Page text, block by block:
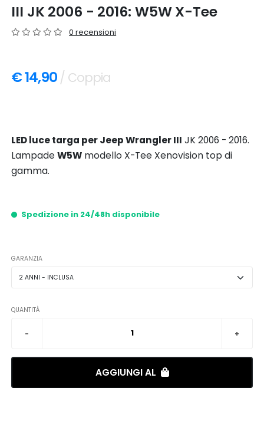
III JK 2006 - 2016: W5W X-Tee
0 recensioni
€ 14,90 / Coppia
LED luce targa per Jeep Wrangler III JK 2006 - 2016.
LampadeW5W modello X-Tee Xenovision top di
gamma.
Spedizione in 24/48h disponibile
GARANZIA
QUANTITÀ
AGGIUNGI AL